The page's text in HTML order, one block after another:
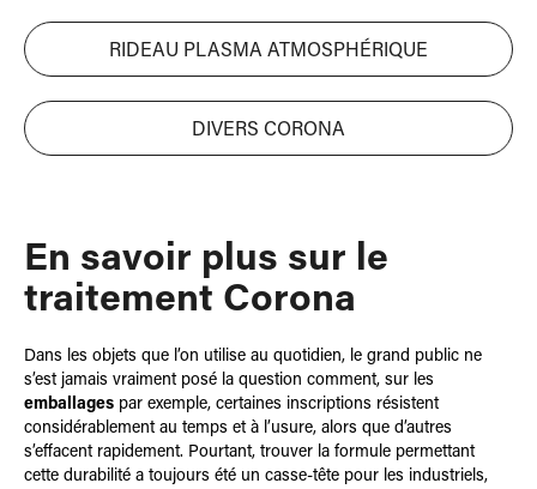
RIDEAU PLASMA ATMOSPHÉRIQUE
DIVERS CORONA
En savoir plus sur le
traitement Corona
Dans les objets que l’on utilise au quotidien, le grand public ne
s’est jamais vraiment posé la question comment, sur les
emballages par exemple, certaines inscriptions résistent
considérablement au temps et à l’usure, alors que d’autres
s’effacent rapidement. Pourtant, trouver la formule permettant
cette durabilité a toujours été un casse-tête pour les industriels,